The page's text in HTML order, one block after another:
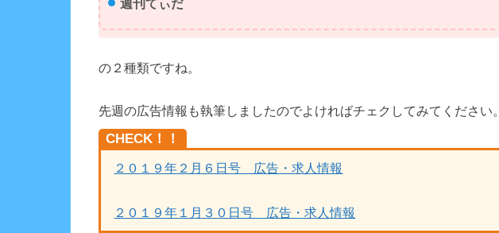
週刊てぃだ
の２種類ですね。
先週の広告情報も執筆しましたのでよければチェクしてみてください。
CHECK！！
２０１９年２月６日号 広告・求人情報
２０１９年１月３０日号 広告・求人情報